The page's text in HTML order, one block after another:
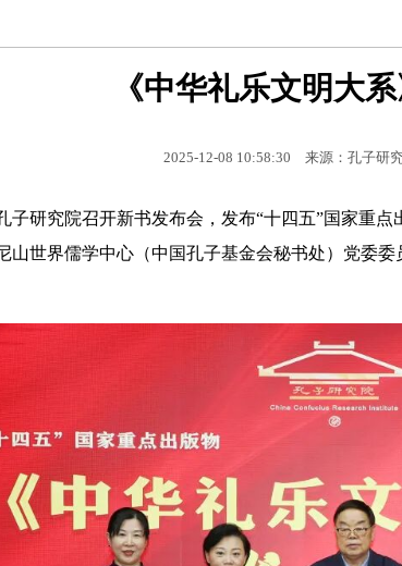
《中华礼乐文明大
2025-12-08 10:58:30 来源：孔子研
子研究院召开新书发布会，发布“十四五”国家重
山世界儒学中心（中国孔子基金会秘书处）党委